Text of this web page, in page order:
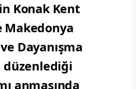
Konak Kent
Makedonya
Dayanışma
anmasında